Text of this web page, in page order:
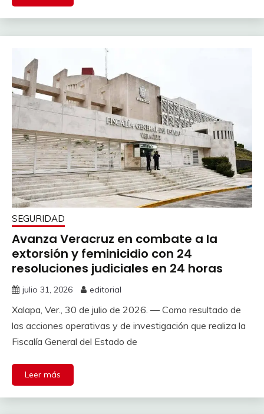
SEGURIDAD
Avanza Veracruz en combate a la
extorsión y feminicidio con 24
resoluciones judiciales en 24 horas
julio 31, 2026 editorial
Xalapa, Ver., 30 de julio de 2026. — Como resultado de
las acciones operativas y de investigación que realiza la
Fiscalía General del Estado de
Leer más